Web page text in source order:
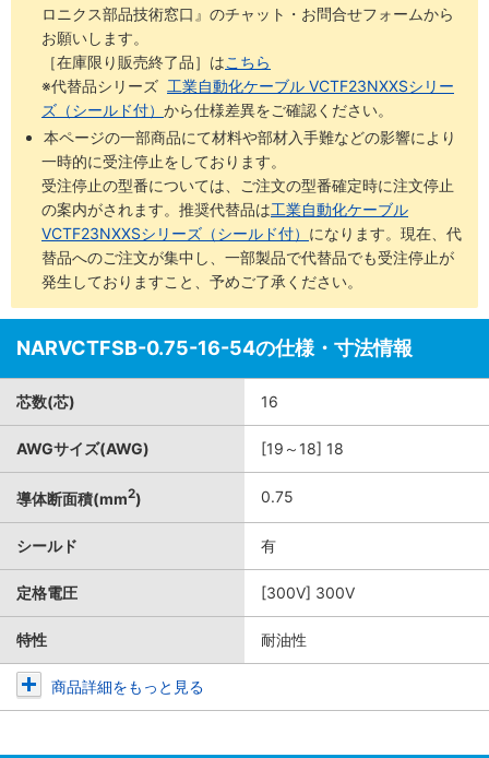
ロニクス部品技術窓口』のチャット・お問合せフォームから
お願いします。
［在庫限り販売終了品］はこちら
※代替品シリーズ 工業自動化ケーブル VCTF23NXXSシリー
ズ（シールド付） から仕様差異をご確認ください。
本ページの一部商品にて材料や部材入手難などの影響により
一時的に受注停止をしております。
受注停止の型番については、ご注文の型番確定時に注文停止
の案内がされます。推奨代替品は工業自動化ケーブル
VCTF23NXXSシリーズ（シールド付） になります。現在、代
替品へのご注文が集中し、一部製品で代替品でも受注停止が
発生しておりますこと、予めご了承ください。
NARVCTFSB-0.75-16-54の仕様・寸法情報
芯数(芯) 16
AWGサイズ(AWG) [19～18] 18
導体断面積(mm2) 0.75
シールド 有
定格電圧 [300V] 300V
特性 耐油性
商品詳細をもっと見る